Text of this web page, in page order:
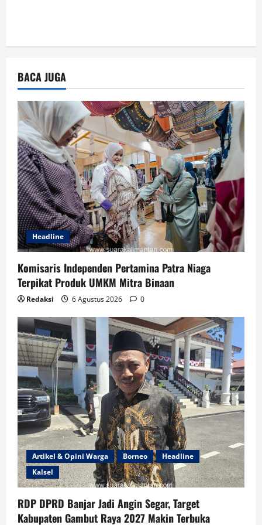
BACA JUGA
Headline
Komisaris Independen Pertamina Patra Niaga
Terpikat Produk UMKM Mitra Binaan
Redaksi 6 Agustus 2026 0
Artikel & Opini Warga Borneo
Headline
Kalsel
RDP DPRD Banjar Jadi Angin Segar, Target
Kabupaten Gambut Raya 2027 Makin Terbuka